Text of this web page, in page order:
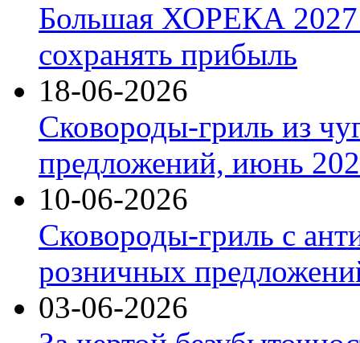
Большая ХОРЕКА 2027:
сохранять прибыль
18-06-2026
Сковороды-гриль из
предложений, июнь
10-06-2026
Сковороды-гриль с
розничных
03-06-2026